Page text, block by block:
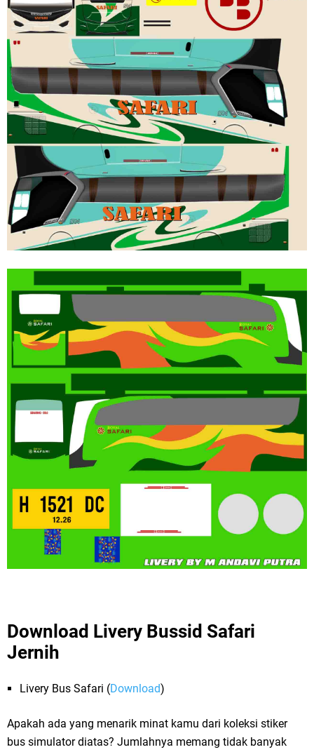
Download Livery Bussid Safari
Jernih
Livery Bus Safari (Download)
Apakah ada yang menarik minat kamu dari koleksi stiker
bus simulator diatas? Jumlahnya memang tidak banyak